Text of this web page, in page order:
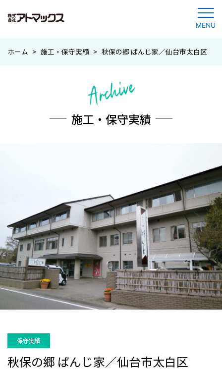
MENU
ホーム > 施工・保守実績 > 秋保の郷 ばんじ家／仙台市太白区
施工・保守実績
保守実績
秋保の郷 ばんじ家／仙台市太白区